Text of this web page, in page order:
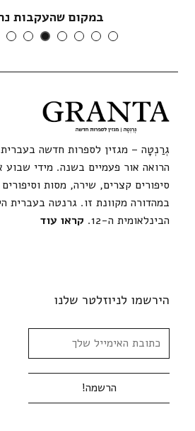
במקום שהעקבות
גְרַנְטָה – מגזין לספרות חדשה
הרואה אור פעמיים בשנה. מידי שבוע
סיפורים קצרים, שירה, מסות וסיפורים
במהדורה מקוונת זו. גרנטה בעברית
הבינלאומית ה-12.
קראו עוד
הירשמו לניוזלטר שלנו